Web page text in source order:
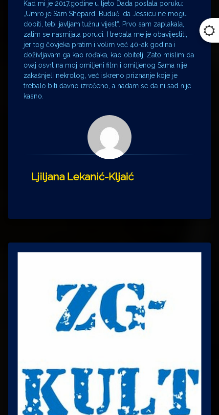
Kad mi je 2017.godine u ljeto Dada poslala poruku:
„Umro je Sam Shepard. Budući da Jessicu ne mogu
dobiti, tebi javljam tužnu vijest“. Prvo sam zaplakala,
zatim se nasmijala poruci. I trebala me je obavijestiti,
jer tog čovjeka pratim i volim već 40-ak godina i
doživljavam ga kao rođaka, kao obitelj. Zato mislim da
ovaj osvrt na moj omiljeni film i omiljenog Sama nije
zakašnjeli nekrolog, već iskreno priznanje koje je
trebalo biti davno izrečeno, a nadam se da ni sad nije
kasno.
Ljiljana Lekanić-Kljaić